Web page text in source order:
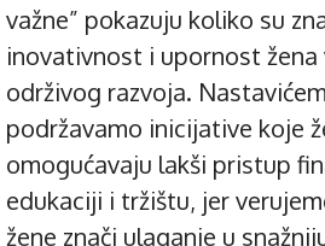
važne” pokazuju koliko su
inovativnost i upornost žena
održivog razvoja.
podržavamo inicijative koje
omogućavaju lakši pristup
edukaciji i tržištu, jer
žene znači ulaganje u